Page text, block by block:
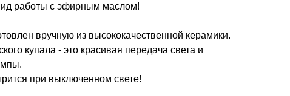
работы с эфирным маслом!
вручную из высококачественной керамики.
купала - это красивая передача света и
при выключенном свете!